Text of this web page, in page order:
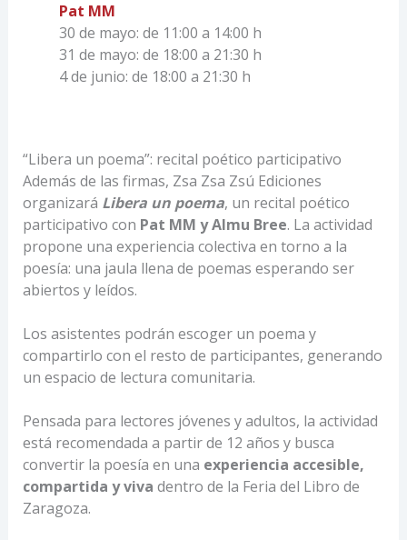
Pat MM
30 de mayo: de 11:00 a 14:00 h
31 de mayo: de 18:00 a 21:30 h
4 de junio: de 18:00 a 21:30 h
“Libera un poema”: recital poético participativo
Además de las firmas, Zsa Zsa Zsú Ediciones
organizará Libera un poema, un recital poético
participativo con Pat MM y Almu Bree. La actividad
propone una experiencia colectiva en torno a la
poesía: una jaula llena de poemas esperando ser
abiertos y leídos.
Los asistentes podrán escoger un poema y
compartirlo con el resto de participantes, generando
un espacio de lectura comunitaria.
Pensada para lectores jóvenes y adultos, la actividad
está recomendada a partir de 12 años y busca
convertir la poesía en una experiencia accesible,
compartida y viva dentro de la Feria del Libro de
Zaragoza.